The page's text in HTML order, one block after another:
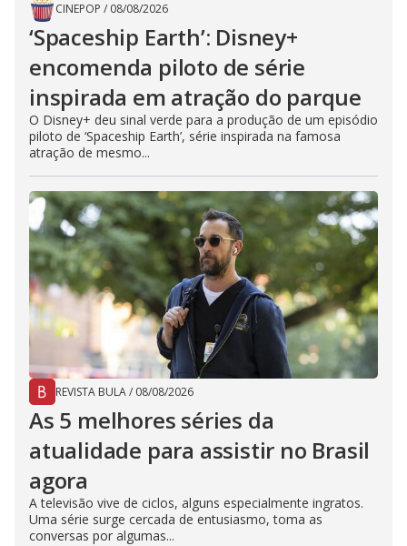
CINEPOP / 08/08/2026
‘Spaceship Earth’: Disney+
encomenda piloto de série
inspirada em atração do parque
O Disney+ deu sinal verde para a produção de um episódio
piloto de ‘Spaceship Earth’, série inspirada na famosa
atração de mesmo...
REVISTA BULA/ 08/08/2026
As 5 melhores séries da
atualidade para assistir no Brasil
agora
A televisão vive de ciclos, alguns especialmente ingratos.
Uma série surge cercada de entusiasmo, toma as
conversas por algumas...